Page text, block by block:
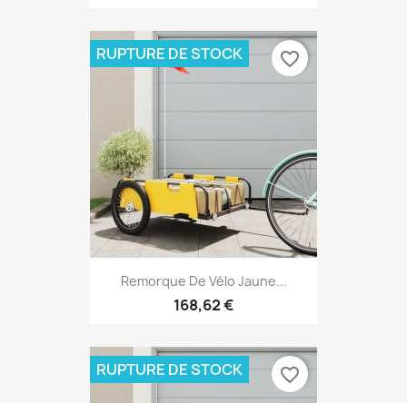
Remorque De Vélo Jaune...
168,62 €
RUPTURE DE STOCK favorite_border
RUPTURE DE STOCK favorite_border